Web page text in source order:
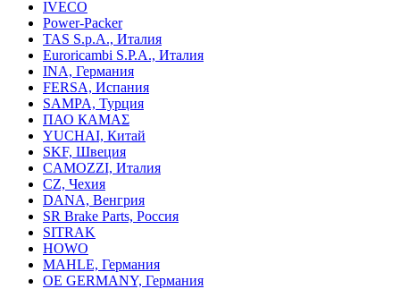
IVECO
Power-Packer
TAS S.p.A., Италия
Euroricambi S.P.A., Италия
INA, Германия
FERSA, Испания
SAMPA, Турция
ПАО КАМАΣ
YUCHAI, Китай
SKF, Швеция
CAMOZZI, Италия
CZ, Чехия
DANA, Венгрия
SR Brake Parts, Россия
SITRAK
HOWO
MAHLE, Германия
OE GERMANY, Германия